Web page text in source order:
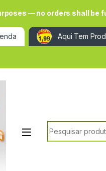
Aqui Tem
Search for:
— no orders shall be